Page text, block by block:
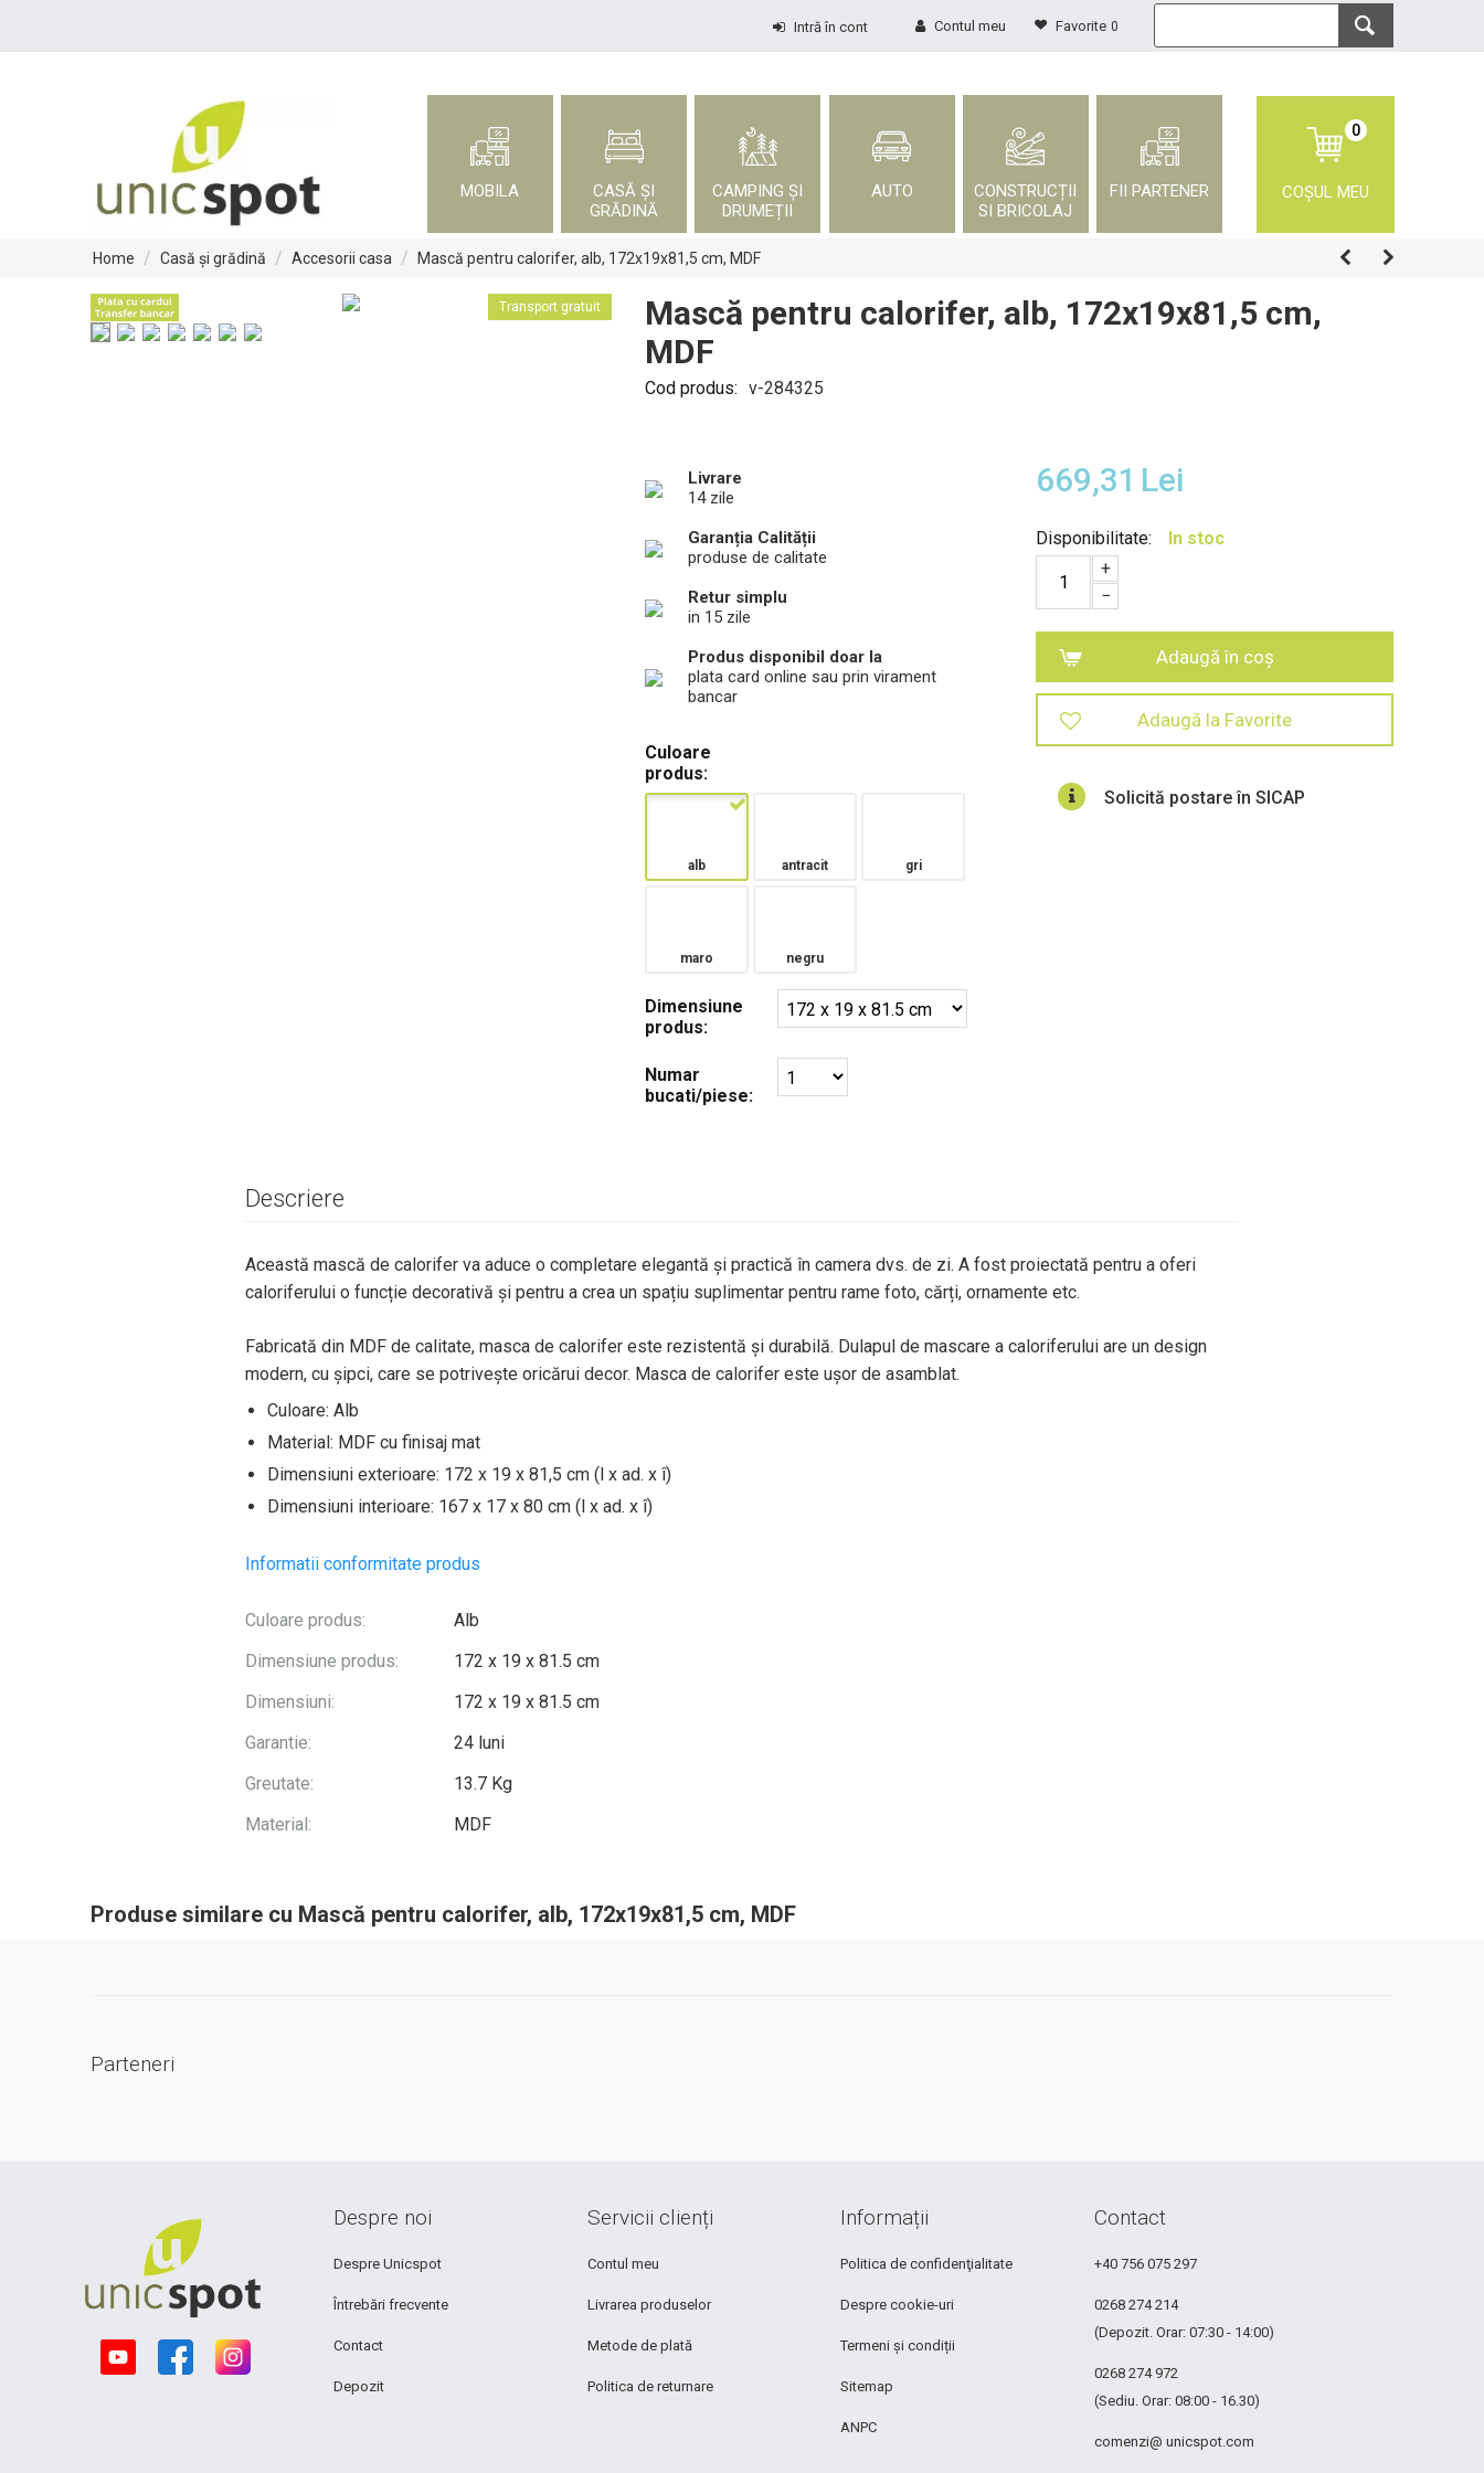
Favorite 0
Contul meu
Intră în cont
MOBILA
CASĂ ȘI
GRĂDINĂ
CAMPING ȘI
DRUMEȚII
AUTO
CONSTRUCȚII
SI BRICOLAJ
FII PARTENER
0
COȘUL MEU
Home / Casă și grădină / Accesorii casa / Mască pentru calorifer, alb, 172x19x81,5 cm, MDF
Transport gratuit
Mască pentru calorifer, alb, 172x19x81,5 cm,
MDF
Cod produs: v-284325
Livrare
14 zile
Garanția Calității
produse de calitate
Retur simplu
in 15 zile
Produs disponibil doar la
plata card online sau prin virament
bancar
Culoare
produs:
alb antracit gri
maro negru
Dimensiune
produs:
Numar
bucati/piese:
669,31 Lei
Disponibilitate:
In stoc
+
−
Adaugă în coș
Adaugă la Favorite
Solicită postare în SICAP
Descriere
Această mască de calorifer va aduce o completare elegantă și practică în camera dvs. de zi. A fost proiectată pentru a oferi
caloriferului o funcție decorativă și pentru a crea un spațiu suplimentar pentru rame foto, cărți, ornamente etc.
Fabricată din MDF de calitate, masca de calorifer este rezistentă și durabilă. Dulapul de mascare a caloriferului are un design
modern, cu șipci, care se potrivește oricărui decor. Masca de calorifer este ușor de asamblat.
Culoare: Alb
Material: MDF cu finisaj mat
Dimensiuni exterioare: 172 x 19 x 81,5 cm (l x ad. x î)
Dimensiuni interioare: 167 x 17 x 80 cm (l x ad. x î)
Informatii conformitate produs
Culoare produs:
Alb
Dimensiune produs:
172 x 19 x 81.5 cm
Dimensiuni:
172 x 19 x 81.5 cm
Garantie:
24 luni
Greutate:
13.7 Kg
Material:
MDF
Produse similare cu Mască pentru calorifer, alb, 172x19x81,5 cm, MDF
Parteneri
Despre noi
Despre Unicspot
Întrebări frecvente
Contact
Depozit
Servicii clienți
Contul meu
Livrarea produselor
Metode de plată
Politica de returnare
Informații
Politica de confidenţialitate
Despre cookie-uri
Termeni și condiții
Sitemap
ANPC
Contact
+40 756 075 297
0268 274 214
(Depozit. Orar: 07:30 - 14:00)
0268 274 972
(Sediu. Orar: 08:00 - 16.30)
comenzi@ unicspot.com